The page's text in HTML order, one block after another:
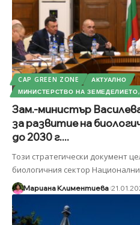
CAP GREEN ZONE
АКТУАЛНО
МИНИСТЕРСТВО НА
Зам.-министър
за развитие на
до 2030 г....
Този стратегически документ
биологичния сектор
Мариана Климентиева